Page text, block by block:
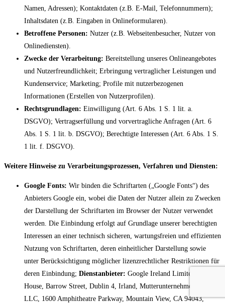
Namen, Adressen); Kontaktdaten (z.B. E-Mail, Telefonnummern);
Inhaltsdaten (z.B. Eingaben in Onlineformularen).
Betroffene Personen: Nutzer (z.B. Webseitenbesucher, Nutzer von
Onlinediensten).
Zwecke der Verarbeitung: Bereitstellung unseres Onlineangebotes
und Nutzerfreundlichkeit; Erbringung vertraglicher Leistungen und
Kundenservice; Marketing; Profile mit nutzerbezogenen
Informationen (Erstellen von Nutzerprofilen).
Rechtsgrundlagen: Einwilligung (Art. 6 Abs. 1 S. 1 lit. a.
DSGVO); Vertragserfüllung und vorvertragliche Anfragen (Art. 6
Abs. 1 S. 1 lit. b. DSGVO); Berechtigte Interessen (Art. 6 Abs. 1 S.
1 lit. f. DSGVO).
Weitere Hinweise zu Verarbeitungsprozessen, Verfahren und Diensten:
Google Fonts: Wir binden die Schriftarten („Google Fonts“) des
Anbieters Google ein, wobei die Daten der Nutzer allein zu Zwecken
der Darstellung der Schriftarten im Browser der Nutzer verwendet
werden. Die Einbindung erfolgt auf Grundlage unserer berechtigten
Interessen an einer technisch sicheren, wartungsfreien und effizienten
Nutzung von Schriftarten, deren einheitlicher Darstellung sowie
unter Berücksichtigung möglicher lizenzrechtlicher Restriktionen für
deren Einbindung; Dienstanbieter: Google Ireland Limited, Gordon
House, Barrow Street, Dublin 4, Irland, Mutterunternehmen: Google
LLC, 1600 Amphitheatre Parkway, Mountain View, CA 94043,